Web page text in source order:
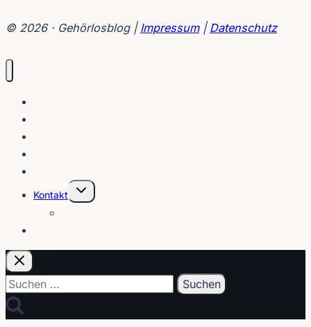
kritisieren
© 2026 · Gehörlosblog | Impressum| Datenschutz
Kontakt
Untermenü
umschalten
Suchen
nach: